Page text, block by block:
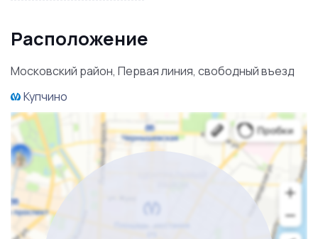
Расположение
Московский район, Первая линия, свободный въезд
Купчино